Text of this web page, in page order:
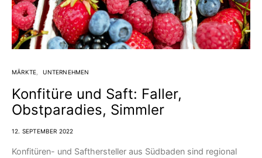
MÄRKTE UNTERNEHMEN
Konfitüre und Saft: Faller,
Obstparadies, Simmler
12. SEPTEMBER 2022
Konfitüren- und Safthersteller aus Südbaden sind regional